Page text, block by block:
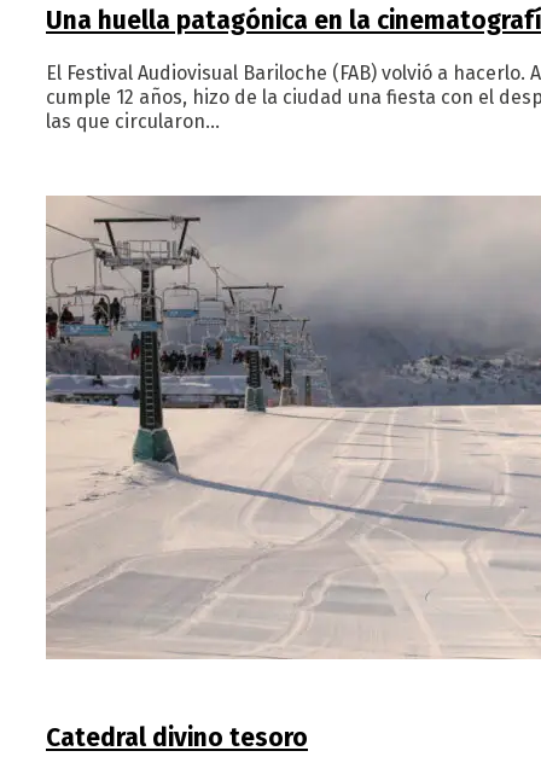
Una huella patagónica en la
El Festival Audiovisual Bariloche (FAB) volvió a
cumple 12 años, hizo de la ciudad una fiesta con el
las que circularon…
Catedral divino tesoro